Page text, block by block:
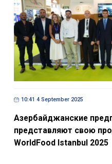
10:41 4 September 2025
Азербайджанские
представляют свою
WorldFood Istanbul 2025